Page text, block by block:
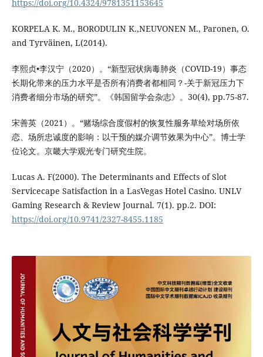
https://doi.org/10.4324/9781351153645
KORPELA K. M., BORODULIN K.,NEUVONEN M., Paronen, O.
and Tyrväinen, L(2014).
李熙贞•李汉宁（2020）。“新型冠状病毒肺炎（COVID-19）事态
长期化带来的压力水平是否所有消费者都相同？-关于新冠压力下
消费者细分市场的研究”。《韩国留学会杂志》。30(4), pp.75-87.
宋善英（2021）。“赌场综合度假村的恢复性服务草绘对场所依
恋、场所忠诚度的影响：以干预的媒介调节效果为中心”。博士学
位论文。京畿大学观光专门研究生院。
Lucas A. F(2000). The Determinants and Effects of Slot
Servicecape Satisfaction in a LasVegas Hotel Casino. UNLV
Gaming Research & Review Journal. 7(1). pp.2. DOI:
https://doi.org/10.9741/2327-8455.1185